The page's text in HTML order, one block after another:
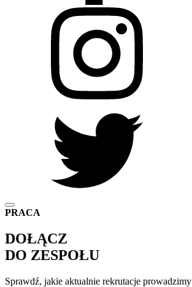
PRACA
DOŁĄCZ
DO ZESPOŁU
Sprawdź, jakie aktualnie rekrutacje prowadzimy